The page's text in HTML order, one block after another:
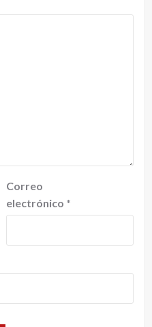
Correo
electrónico *